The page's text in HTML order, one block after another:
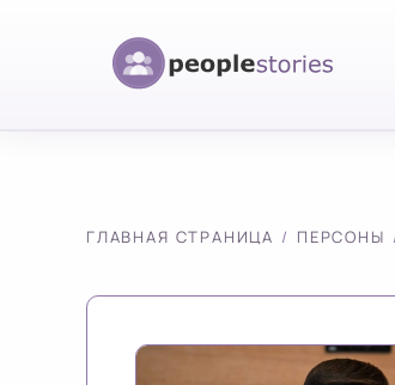
ГЛАВНАЯ СТРАНИЦА ПЕРСОНЫ